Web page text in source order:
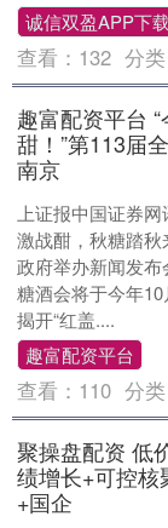
诚信双盈APP下载
查看： 132 分类
趣富配资平台
甜！”第113届
南京
上证报中国证券
激战酣，秋糖踏
政府举办新闻发
糖酒会将于今年
揭开“红盖....
趣富配资平台
查看： 110 分类
聚操盘配资 低
绩增长+可控
+国企